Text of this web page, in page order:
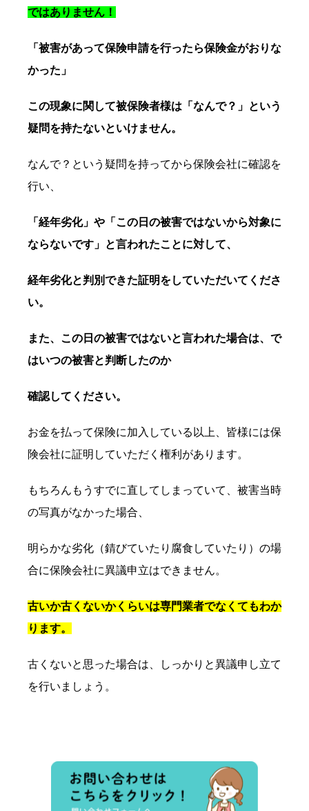
ではありません！
「被害があって保険申請を行ったら保険金がおりな
かった」
この現象に関して被保険者様は「なんで？」という
疑問を持たないといけません。
なんで？という疑問を持ってから保険会社に確認を
行い、
「経年劣化」や「この日の被害ではないから対象に
ならないです」と言われたことに対して、
経年劣化と判別できた証明をしていただいてくださ
い。
また、この日の被害ではないと言われた場合は、で
はいつの被害と判断したのか
確認してください。
お金を払って保険に加入している以上、皆様には保
険会社に証明していただく権利があります。
もちろんもうすでに直してしまっていて、被害当時
の写真がなかった場合、
明らかな劣化（錆びていたり腐食していたり）の場
合に保険会社に異議申立はできません。
古いか古くないかくらいは専門業者でなくてもわか
ります。
古くないと思った場合は、しっかりと異議申し立て
を行いましょう。